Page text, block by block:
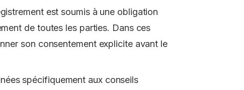
est soumis à une obligation
de toutes les parties. Dans ces
son consentement explicite avant le
spécifiquement aux conseils